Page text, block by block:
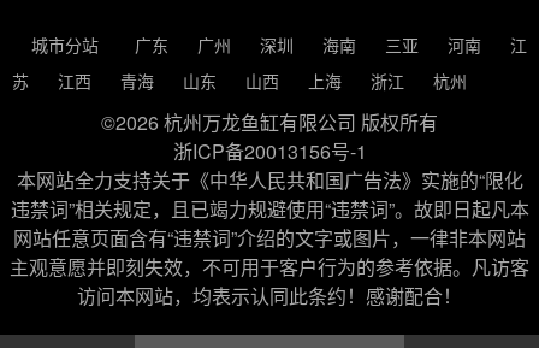
城市分站 广东 广州 深圳 海南 三亚 河南
江
苏
江西 青海 山东 山西 上海 浙江 杭州
©2026 杭州万龙鱼缸有限公司 版权所有
浙ICP备20013156号-1
本网站全力支持关于《中华人民共和国广告法》实施的“限化
违禁词”相关规定，且已竭力规避使用“违禁词”。故即日起凡本
网站任意页面含有“违禁词”介绍的文字或图片，一律非本网站
主观意愿并即刻失效，不可用于客户行为的参考依据。凡访客
访问本网站，均表示认同此条约！感谢配合！